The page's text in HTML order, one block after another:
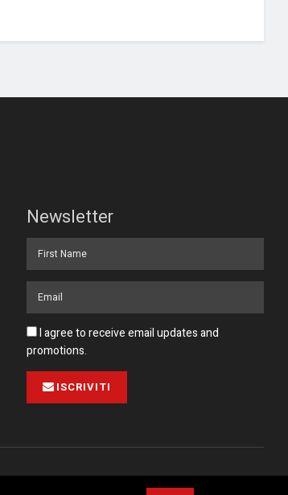
Newsletter
I agree to receive email updates and
promotions.
ISCRIVITI
Collabora con noi Contatto Privacy Policy